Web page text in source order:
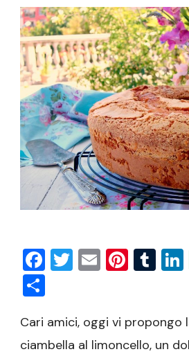
un
dolce
con
di
qualità
Facebook
Twitter
Email
Cari amici, oggi vi propongo
ciambella al limoncello, un